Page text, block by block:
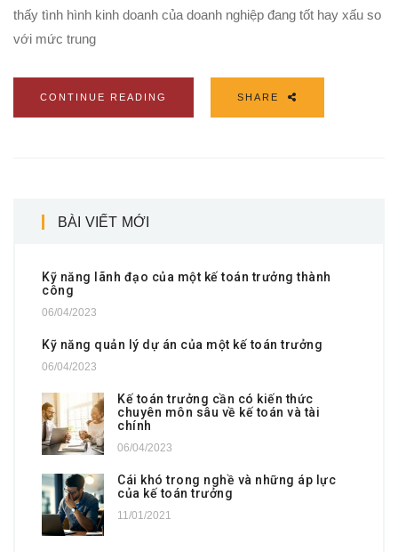
thấy tình hình kinh doanh của doanh nghiệp đang tốt hay xấu so
với mức trung
CONTINUE READING SHARE
BÀI VIẾT MỚI
Kỹ năng lãnh đạo của một kế toán trưởng thành
công
06/04/2023
Kỹ năng quản lý dự án của một kế toán trưởng
06/04/2023
Kế toán trưởng cần có kiến thức
chuyên môn sâu về kế toán và tài
chính
06/04/2023
Cái khó trong nghề và những áp lực
của kế toán trưởng
11/01/2021